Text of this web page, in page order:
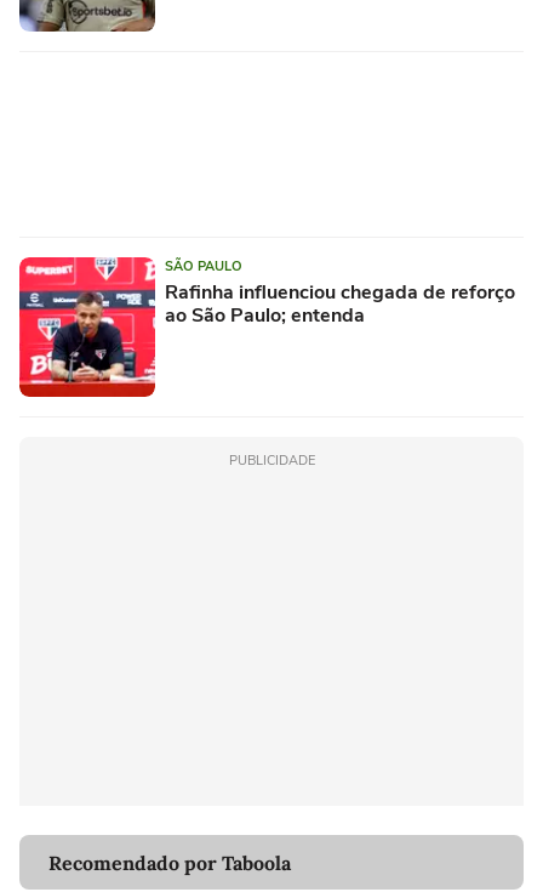
SÃO PAULO
Rafinha influenciou chegada de reforço
ao São Paulo; entenda
PUBLICIDADE
Recomendado por Taboola